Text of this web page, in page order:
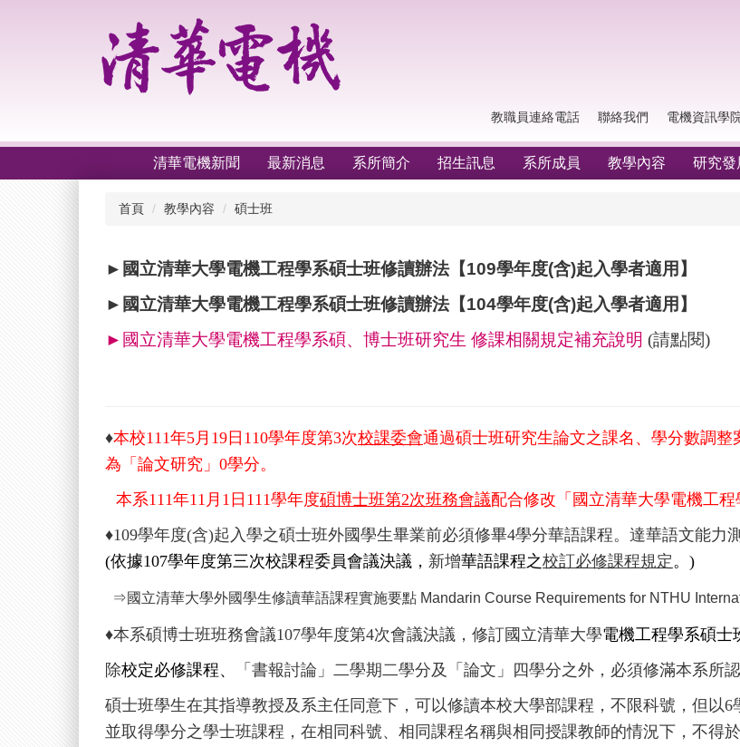
教職員連絡電話 聯絡我們 電機資訊學
清華電機新聞 最新消息 系所簡介 招生訊息 系所成員 教學內容 研究發
首頁 教學內容 碩士班
► 國立清華大學電機工程學系碩士班修讀辦法【109學年度(含)起入學者適用 】
► 國立清華大學電機工程學系碩士班修讀辦法【104學年度(含)起入學者適用 】
► 國立清華大學電機工程學系碩、 博士班研究生 修課相關規定補充說明 (請點閱)
♦本校111年5月 19 日 110學年度第3次校課委會通過碩士班研究生論文之課名、學分數調整
為「論文研究」 0學分。
本系111年11 月 1 日 111學年度碩博士班第2次班務會議配合修改 「 國立清華大學電機工
♦109學年度(含)起入學之碩士班外國學生畢業前必須修畢4學分華語課程。達華語文能力
(依據107學年度第三次校課程委員會議決議， 新增華語課程之校訂必修課程規定。 )
⇒國立清華大學外國學生修讀華語課程實施要點 Mandarin Course Requirements for NTHU
♦本系碩博士班班務會議107學年度第4次會議決議， 修訂國立清華大學電機工程學系碩士
除校定必修課程、
「書報討論」二學期二學分及「論文」四學分之外，必須修滿本系所
碩士班學生在其指導教授及系主任同意下，可以修讀本校大學部課程，不限科號，但以6
並取得學分之學士班課程，在相同科號、相同課程名稱與相同授課教師的情況下，不得